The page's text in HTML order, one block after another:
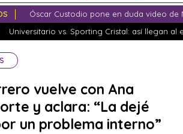
Óscar Custodio pone en duda video de
Universitario vs. Sporting Cristal: así llegan al
vuelve con Ana
y aclara: “La dejé
un problema interno”